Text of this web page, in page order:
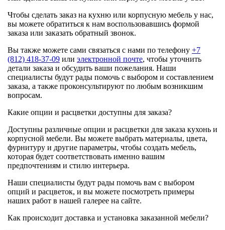
Чтобы сделать заказ на кухню или корпусную мебель у нас,
вы можете обратиться к нам воспользовавшись формой
заказа или заказать обратный звонок.
Вы также можете сами связаться с нами по телефону +7
(812) 418-37-09 или электронной почте, чтобы уточнить
детали заказа и обсудить ваши пожелания. Наши
специалисты будут рады помочь с выбором и составлением
заказа, а также проконсультируют по любым возникшим
вопросам.
Какие опции и расцветки доступны для заказа?
Доступны различные опции и расцветки для заказа кухонь и
корпусной мебели. Вы можете выбрать материалы, цвета,
фурнитуру и другие параметры, чтобы создать мебель,
которая будет соответствовать именно вашим
предпочтениям и стилю интерьера.
Наши специалисты будут рады помочь вам с выбором
опций и расцветок, и вы можете посмотреть примеры
наших работ в нашей галерее на сайте.
Как происходит доставка и установка заказанной мебели?